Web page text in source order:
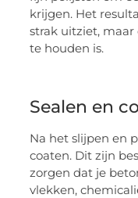
krijgen. Het
strak uitziet, maar
te houden is.
Sealen en
Na het slijpen en
coaten. Dit zijn
zorgen dat je
vlekken,